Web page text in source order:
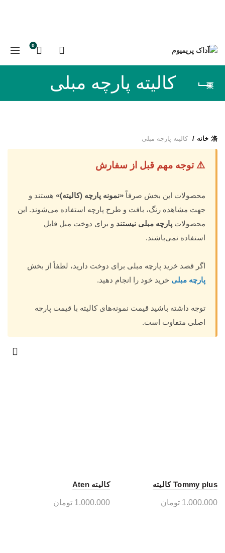
0
کالیته پارچه مبلی
خانه کالیته پارچه مبلی
⚠️ توجه مهم قبل از سفارش
محصولات این بخش صرفاً «نمونه پارچه (کالیته)» هستند و
جهت مشاهده رنگ، بافت و طرح پارچه استفاده می‌شوند. این
محصولات پارچه مبلی نیستند و برای دوخت مبل قابل
استفاده نمی‌باشند.
اگر قصد خرید پارچه مبلی برای دوخت دارید، لطفاً از بخش
پارچه مبلی خرید خود را انجام دهید.
توجه داشته باشید قیمت نمونه‌های کالیته با قیمت پارچه
اصلی متفاوت است.
Tommy plus کالیته
1.000.000 تومان
کالیته Aten
1.000.000 تومان